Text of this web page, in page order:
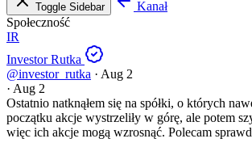
Toggle Sidebar
Kanał
Społeczność
IR
Investor Rutka
@investor_rutka · Aug 2
· Aug 2
Ostatnio natknąłem się na spółki, o których
początku akcje wystrzeliły w górę, ale potem
więc ich akcje mogą wzrosnąć. Polecam